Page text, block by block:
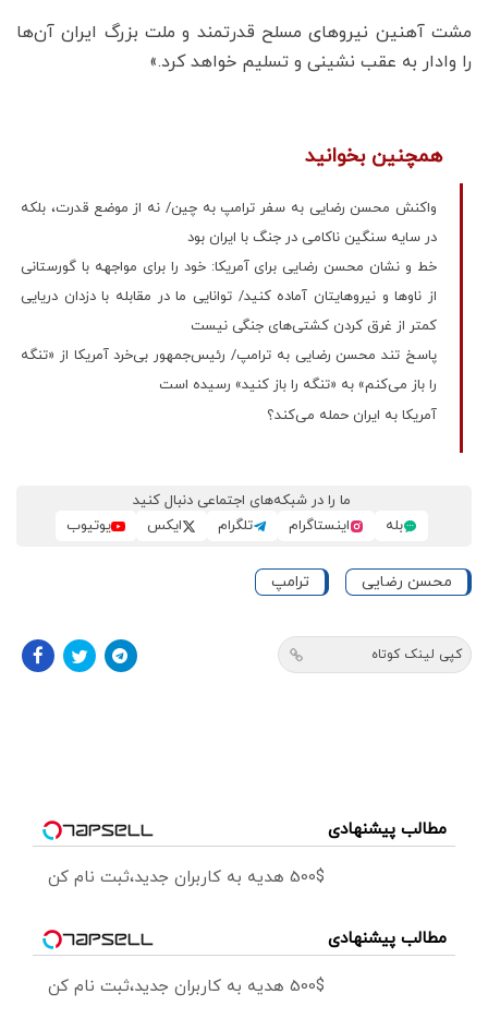
مشت آهنین نیروهای مسلح قدرتمند و ملت بزرگ ایران آن‌ها
را وادار به عقب نشینی و تسلیم خواهد کرد.»
همچنین بخوانید
واکنش محسن رضایی به سفر ترامپ به چین/ نه از موضع قدرت، بلکه
در سایه سنگین ناکامی در جنگ با ایران بود
خط و نشان محسن رضایی برای آمریکا: خود را برای مواجهه با گورستانی
از ناوها و نیروهایتان آماده کنید/ توانایی ما در مقابله با دزدان دریایی
کمتر از غرق کردن کشتی‌های جنگی نیست
پاسخ تند محسن رضایی به ترامپ/ رئیس‌جمهور بی‌خرد آمریکا از «تنگه
را باز می‌کنم» به «تنگه را باز کنید» رسیده است
آمریکا به ایران حمله می‌کند؟
ما را در شبکه‌های اجتماعی دنبال کنید
بله
اینستاگرام تلگرام ایکس یوتیوب
محسن رضایی ترامپ
کپی لینک کوتاه
مطالب پیشنهادی
500$ هدیه به کاربران جدید،ثبت نام کن
مطالب پیشنهادی
500$ هدیه به کاربران جدید،ثبت نام کن